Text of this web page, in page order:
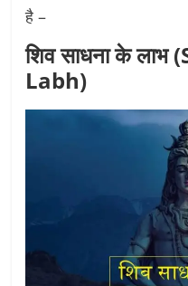
है –
शिव साधना के
Labh)